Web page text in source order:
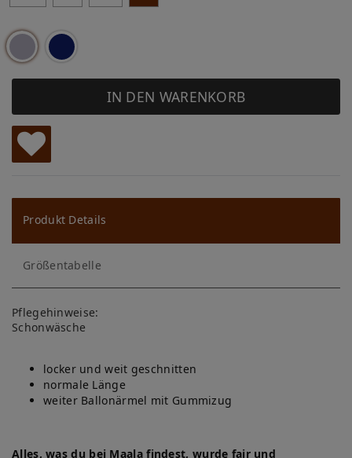
IN DEN WARENKORB
W
u
ns
ch
lis
te
Produkt Details
Größentabelle
Pflegehinweise:
Schonwäsche
locker und weit geschnitten
normale Länge
weiter Ballonärmel mit Gummizug
Alles, was du bei Maala findest, wurde fair und